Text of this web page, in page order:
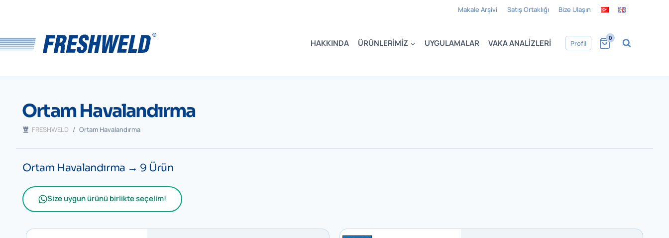
Makale Arşivi Satış Ortaklığı Bize Ulaşın
HAKKINDA ÜRÜNLERIMIZ UYGULAMALAR VAKA ANALIZLERI Profil
0
Ortam Havalandırma
FRESHWELD / Ortam Havalandırma
Ortam Havalandırma → 9 Ürün
Size uygun ürünü birlikte seçelim!